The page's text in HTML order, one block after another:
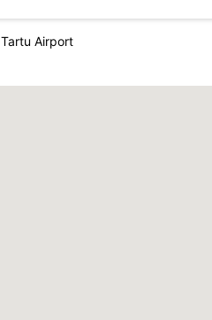
Tartu Airport